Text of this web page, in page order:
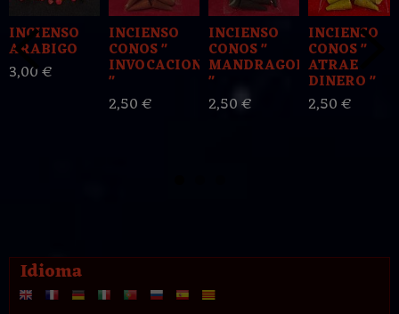
Idioma
INCIENSO
ARABIGO
3,00 €
INCIENSO
CONOS "
INVOCACION
"
2,50 €
INCIENSO
CONOS "
MANDRAGORA
"
2,50 €
INCIENSO
CONOS "
ATRAE
DINERO "
2,50 €